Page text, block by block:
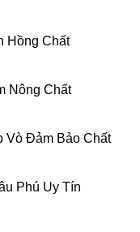
Hồng Chất
Nông Chất
Vò Đảm Bảo Chất
Phú Uy Tín